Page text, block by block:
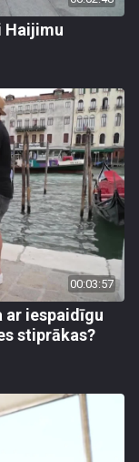
Haijimu
00:03:57
ar iespaidīgu
stiprākas?